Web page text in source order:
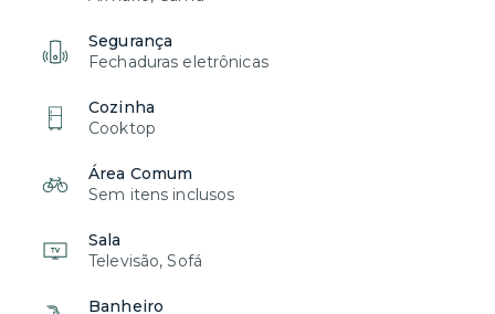
Segurança
Fechaduras eletrônicas
Cozinha
Cooktop
Área Comum
Sem itens inclusos
Sala
Televisão, Sofá
Banheiro